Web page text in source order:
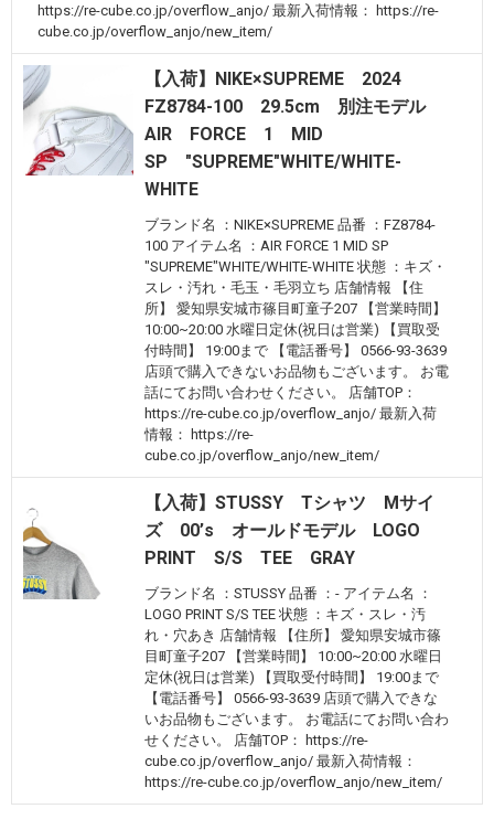
https://re-cube.co.jp/overflow_anjo/ 最新入荷情報： https://re-
cube.co.jp/overflow_anjo/new_item/
【入荷】NIKE×SUPREME 2024
FZ8784-100 29.5cm 別注モデル
AIR FORCE 1 MID
SP "SUPREME"WHITE/WHITE-
WHITE
ブランド名 ：NIKE×SUPREME 品番 ：FZ8784-
100 アイテム名 ：AIR FORCE 1 MID SP
"SUPREME"WHITE/WHITE-WHITE 状態 ：キズ・
スレ・汚れ・毛玉・毛羽立ち 店舗情報 【住
所】 愛知県安城市篠目町童子207 【営業時間】
10:00~20:00 水曜日定休(祝日は営業) 【買取受
付時間】 19:00まで 【電話番号】 0566-93-3639
店頭で購入できないお品物もございます。 お電
話にてお問い合わせください。 店舗TOP：
https://re-cube.co.jp/overflow_anjo/ 最新入荷
情報： https://re-
cube.co.jp/overflow_anjo/new_item/
【入荷】STUSSY Tシャツ Mサイ
ズ 00’s オールドモデル LOGO
PRINT S/S TEE GRAY
ブランド名 ：STUSSY 品番 ：- アイテム名 ：
LOGO PRINT S/S TEE 状態 ：キズ・スレ・汚
れ・穴あき 店舗情報 【住所】 愛知県安城市篠
目町童子207 【営業時間】 10:00~20:00 水曜日
定休(祝日は営業) 【買取受付時間】 19:00まで
【電話番号】 0566-93-3639 店頭で購入できな
いお品物もございます。 お電話にてお問い合わ
せください。 店舗TOP： https://re-
cube.co.jp/overflow_anjo/ 最新入荷情報：
https://re-cube.co.jp/overflow_anjo/new_item/